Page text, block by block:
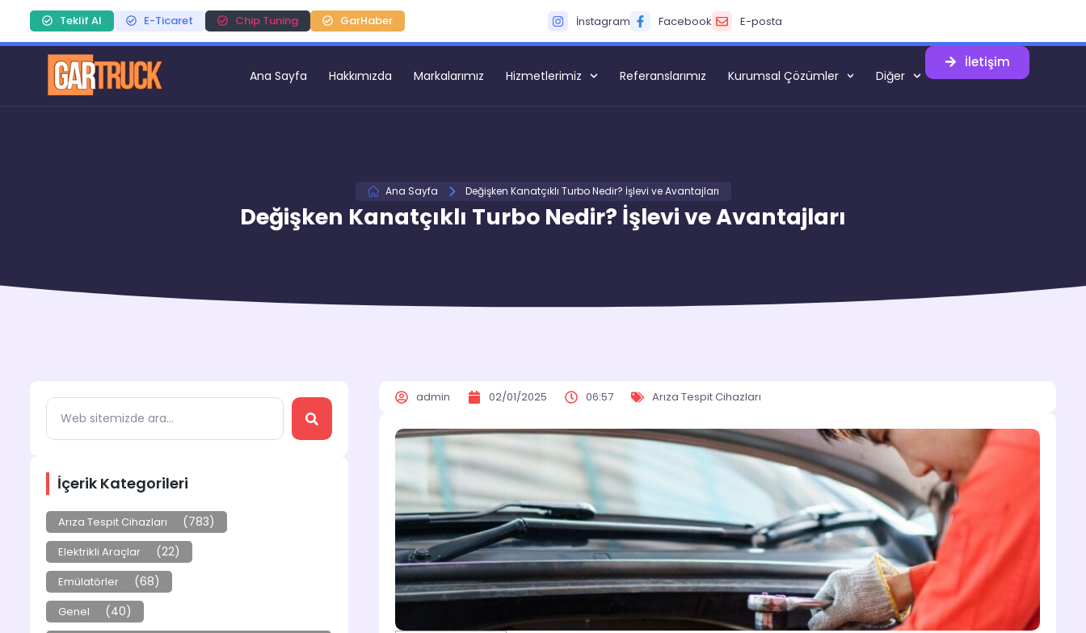
Teklif Al E-Ticaret Chip Tuning GarHaber İnstagram Facebook E-posta
Ana Sayfa Hakkımızda Markalarımız Hizmetlerimiz Referanslarımız Kurumsal Çözümler Diğer
İletişim
Ana Sayfa Değişken Kanatçıklı Turbo Nedir? İşlevi ve Avantajları
Değişken Kanatçıklı Turbo Nedir? İşlevi ve Avantajları
İçerik Kategorileri
Arıza Tespit Cihazları (783)
Elektrikli Araçlar (22)
Emülatörler (68)
Genel (40)
admin 02/01/2025 06:57 Arıza Tespit Cihazları